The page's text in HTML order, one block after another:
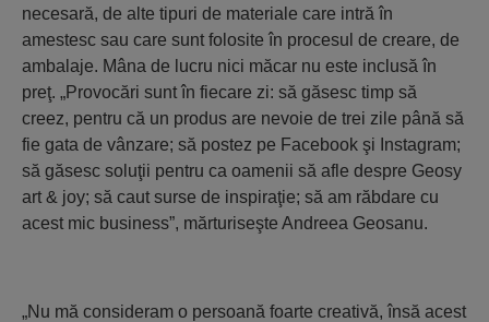
necesară, de alte tipuri de materiale care intră în
amestesc sau care sunt folosite în procesul de creare, de
ambalaje. Mâna de lucru nici măcar nu este inclusă în
preţ. „Provocări sunt în fiecare zi: să găsesc timp să
creez, pentru că un produs are nevoie de trei zile până să
fie gata de vânzare; să postez pe Facebook şi Instagram;
să găsesc soluţii pentru ca oamenii să afle despre Geosy
art & joy; să caut surse de inspiraţie; să am răbdare cu
acest mic business”, mărturiseşte Andreea Geosanu.
„Nu mă consideram o persoană foarte creativă, însă acest